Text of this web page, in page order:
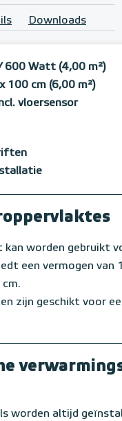
Downloads
600 Watt (4,00 m²)
100 cm (6,00 m²)
vloersensor
kan worden gebruikt
een vermogen van
zijn geschikt voor
worden altijd